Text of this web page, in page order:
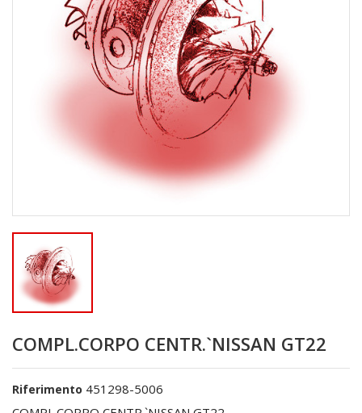
COMPL.CORPO CENTR.`NISSAN GT22
Riferimento 451298-5006